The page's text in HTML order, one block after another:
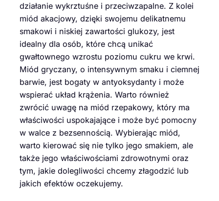
działanie wykrztuśne i przeciwzapalne. Z kolei
miód akacjowy, dzięki swojemu delikatnemu
smakowi i niskiej zawartości glukozy, jest
idealny dla osób, które chcą unikać
gwałtownego wzrostu poziomu cukru we krwi.
Miód gryczany, o intensywnym smaku i ciemnej
barwie, jest bogaty w antyoksydanty i może
wspierać układ krążenia. Warto również
zwrócić uwagę na miód rzepakowy, który ma
właściwości uspokajające i może być pomocny
w walce z bezsennością. Wybierając miód,
warto kierować się nie tylko jego smakiem, ale
także jego właściwościami zdrowotnymi oraz
tym, jakie dolegliwości chcemy złagodzić lub
jakich efektów oczekujemy.